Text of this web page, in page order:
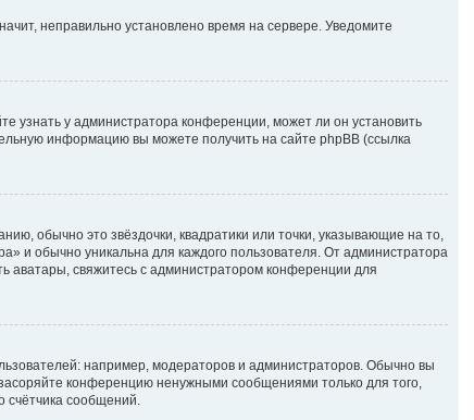
неправильно установлено время на сервере. Уведомите
узнать у администратора конференции, может ли он установить
информацию вы можете получить на сайте phpBB (ссылка
обычно это звёздочки, квадратики или точки, указывающие на то,
и обычно уникальна для каждого пользователя. От администратора
аватары, свяжитесь с администратором конференции для
например, модераторов и администраторов. Обычно вы
конференцию ненужными сообщениями только для того,
счётчика сообщений.